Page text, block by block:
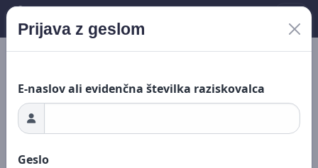
...
Prijava z geslom
E-naslov ali evidenčna številka raziskovalca
Geslo